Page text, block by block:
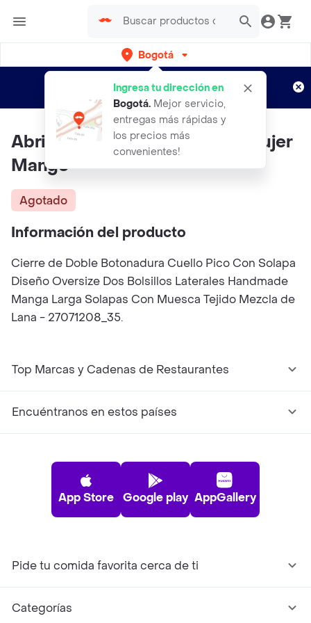
Bogotá
Ingresa tu dirección en
Bogotá. Mejor servicio,
entregas más rápidas y
los precios más
convenientes!
envíos gratis por semanas
Aplican TyC
Abrigo Picarol Topo Talla XS Mujer
Mango
Agotado
Información del producto
Cierre de Doble Botonadura Cuello Pico Con Solapa
Diseño Oversize Dos Bolsillos Laterales Handmade
Manga Larga Solapas Con Muesca Tejido Mezcla de
Lana - 27071208_35.
Top Marcas y Cadenas de Restaurantes
Encuéntranos en estos países
App Store Google play AppGallery
Pide tu comida favorita cerca de ti
Categorías